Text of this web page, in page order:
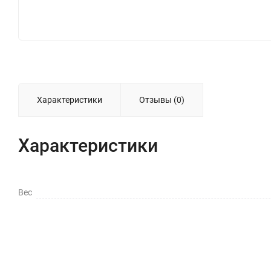
Характеристики Отзывы (0)
Характеристики
Вес